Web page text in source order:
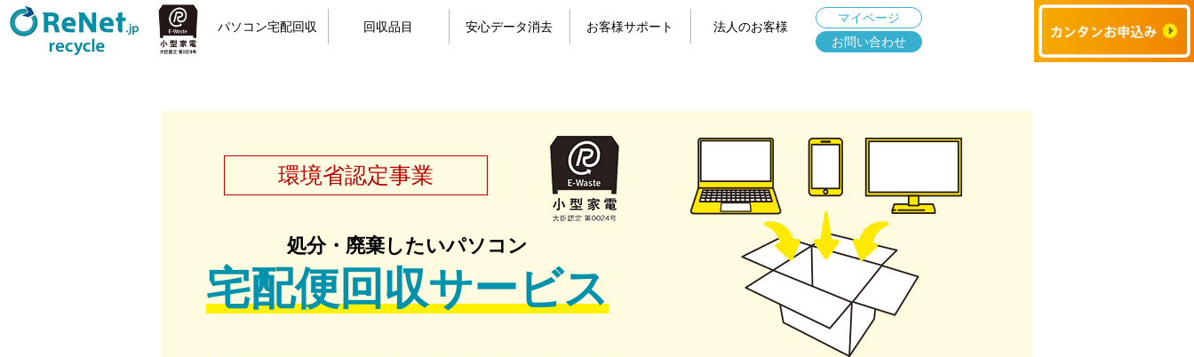
パソコン宅配回収 回収品目 安心データ消去 お客様サポート 法人のお客様
マイページ
お問い合わせ
環境省認定事業
処分・廃棄したいパソコン
宅配便回収サービス